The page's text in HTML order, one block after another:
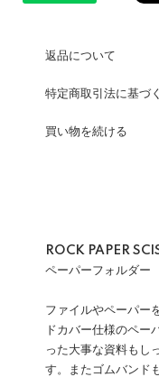
返品について
特定商取引法に基づ
買い物を続ける
ROCK PAPER
ペーパーフォルダー
ファイルやペーパー
ドカバー仕様のペー
った大事な資料もし
す。またゴムバンド